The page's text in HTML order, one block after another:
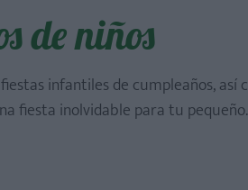
de niños
infantiles de cumpleaños, así
fiesta inolvidable para tu pequeño.